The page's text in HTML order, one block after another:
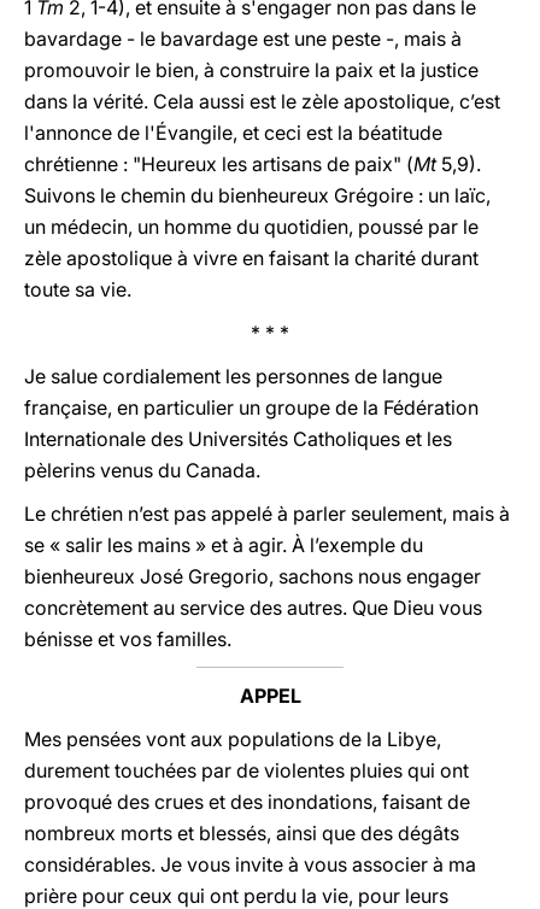
1 Tm 2, 1-4), et ensuite à s'engager non pas dans le
bavardage - le bavardage est une peste -, mais à
promouvoir le bien, à construire la paix et la justice
dans la vérité. Cela aussi est le zèle apostolique, c’est
l'annonce de l'Évangile, et ceci est la béatitude
chrétienne : "Heureux les artisans de paix" (Mt5,9).
Suivons le chemin du bienheureux Grégoire : un laïc,
un médecin, un homme du quotidien, poussé par le
zèle apostolique à vivre en faisant la charité durant
toute sa vie.
* * *
Je salue cordialement les personnes de langue
française, en particulier un groupe de la Fédération
Internationale des Universités Catholiques et les
pèlerins venus du Canada.
Le chrétien n’est pas appelé à parler seulement, mais à
se « salir les mains » et à agir. À l’exemple du
bienheureux José Gregorio, sachons nous engager
concrètement au service des autres. Que Dieu vous
bénisse et vos familles.
APPEL
Mes pensées vont aux populations de la Libye,
durement touchées par de violentes pluies qui ont
provoqué des crues et des inondations, faisant de
nombreux morts et blessés, ainsi que des dégâts
considérables. Je vous invite à vous associer à ma
prière pour ceux qui ont perdu la vie, pour leurs